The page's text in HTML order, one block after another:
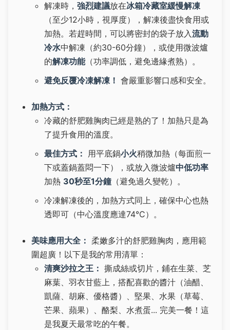
解凍時， 強烈建議放在冰箱冷藏室緩慢解凍
（至少12小時，視厚度），解凍後盡快食用或
加熱。若趕時間，可以將密封的袋子放入流動
冷水中解凍（約30-60分鐘），或使用微波爐
的解凍功能（功率調低，避免邊緣煮熟）。
避免反覆冷凍解凍！ 會嚴重影響口感和安全。
加熱方式：
冷藏的舒肥雞胸肉已經是熟的了！加熱只是為
了提升食用的溫度。
最佳方式： 用平底鍋小火稍微加熱（每面煎一
下或蓋鍋蓋悶一下），或放入微波爐中低功率
加熱 30秒至1分鐘（避免過久變乾）。
冷凍解凍後的，加熱方式同上，確保中心也熱
透即可（中心溫度應達74°C）。
美味應用大全： 柔嫩多汁的舒肥雞胸肉，應用範
圍超廣！以下是我的常用清單：
清爽沙拉之王： 撕成絲或切片，鋪在生菜、芝
麻葉、羽衣甘藍上，搭配喜歡的醬汁（油醋、
凱薩、胡麻、優格醬）、堅果、水果（草莓、
芒果、蘋果）、酪梨、水煮蛋... 完美一餐！這
是我夏天最常吃的午餐。